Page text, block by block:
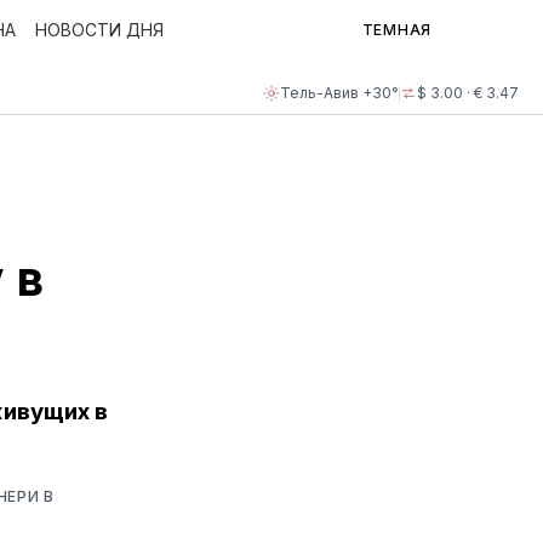
Тель-Авив +30° $ 3.00 · € 3.47
НОВОСТИ ДНЯ ТЕМНАЯ
в
в
В